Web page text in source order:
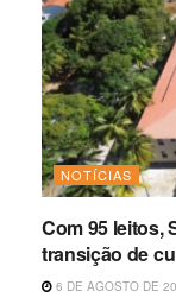
NOTÍCIAS
Com 95 leitos,
transição de
6 DE AGOSTO DE